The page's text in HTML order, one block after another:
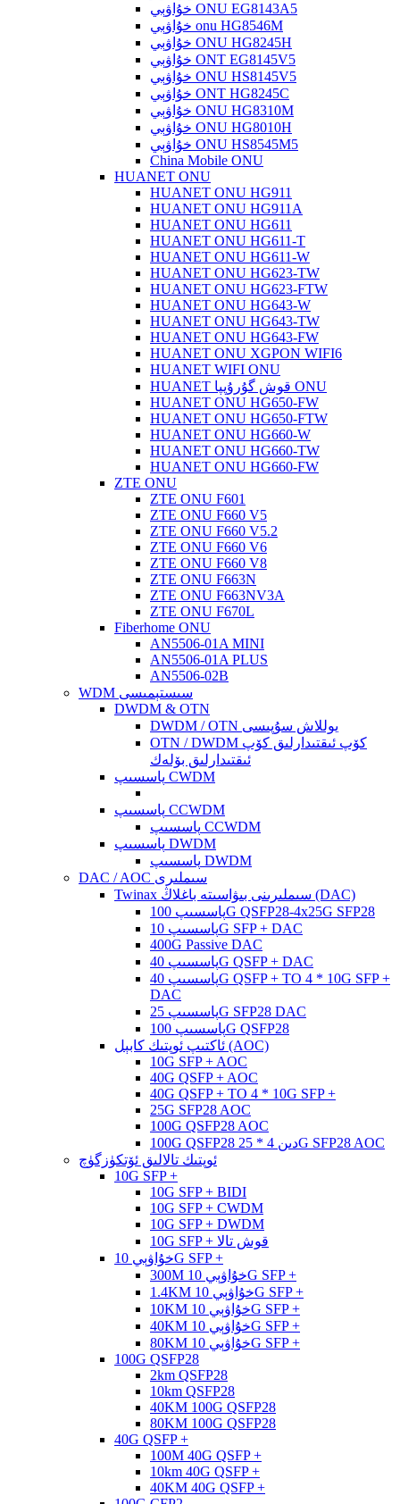
خۇاۋېي ONU EG8143A5
خۇاۋېي onu HG8546M
خۇاۋېي ONU HG8245H
خۇاۋېي ONT EG8145V5
خۇاۋېي ONU HS8145V5
خۇاۋېي ONT HG8245C
خۇاۋېي ONU HG8310M
خۇاۋېي ONU HG8010H
خۇاۋېي ONU HS8545M5
China Mobile ONU
HUANET ONU
HUANET ONU HG911
HUANET ONU HG911A
HUANET ONU HG611
HUANET ONU HG611-T
HUANET ONU HG611-W
HUANET ONU HG623-TW
HUANET ONU HG623-FTW
HUANET ONU HG643-W
HUANET ONU HG643-TW
HUANET ONU HG643-FW
HUANET ONU XGPON WIFI6
HUANET WIFI ONU
HUANET قوش گۇرۇپپا ONU
HUANET ONU HG650-FW
HUANET ONU HG650-FTW
HUANET ONU HG660-W
HUANET ONU HG660-TW
HUANET ONU HG660-FW
ZTE ONU
ZTE ONU F601
ZTE ONU F660 V5
ZTE ONU F660 V5.2
ZTE ONU F660 V6
ZTE ONU F660 V8
ZTE ONU F663N
ZTE ONU F663NV3A
ZTE ONU F670L
Fiberhome ONU
AN5506-01A MINI
AN5506-01A PLUS
AN5506-02B
WDM سىستېمىسى
DWDM & OTN
DWDM / OTN يوللاش سۇپىسى
OTN / DWDM كۆپ ئىقتىدارلىق كۆپ
ئىقتىدارلىق بۆلەك
پاسسىپ CWDM
پاسسىپ CCWDM
پاسسىپ CCWDM
پاسسىپ DWDM
پاسسىپ DWDM
DAC / AOC سىملىرى
Twinax سىملىرىنى بىۋاسىتە باغلاڭ (DAC)
پاسسىپ 100G QSFP28-4x25G SFP28
پاسسىپ 10G SFP + DAC
400G Passive DAC
پاسسىپ 40G QSFP + DAC
پاسسىپ 40G QSFP + TO 4 * 10G SFP +
DAC
پاسسىپ 25G SFP28 DAC
پاسسىپ 100G QSFP28
ئاكتىپ ئوپتىك كابېل (AOC)
10G SFP + AOC
40G QSFP + AOC
40G QSFP + TO 4 * 10G SFP +
25G SFP28 AOC
100G QSFP28 AOC
100G QSFP28 دىن 4 * 25G SFP28 AOC
ئوپتىك تالالىق ئۆتكۈزگۈچ
10G SFP +
10G SFP + BIDI
10G SFP + CWDM
10G SFP + DWDM
10G SFP + قوش تالا
خۇاۋېي 10G SFP +
300M خۇاۋېي 10G SFP +
1.4KM خۇاۋېي 10G SFP +
10KM خۇاۋېي 10G SFP +
40KM خۇاۋېي 10G SFP +
80KM خۇاۋېي 10G SFP +
100G QSFP28
2km QSFP28
10km QSFP28
40KM 100G QSFP28
80KM 100G QSFP28
40G QSFP +
100M 40G QSFP +
10km 40G QSFP +
40KM 40G QSFP +